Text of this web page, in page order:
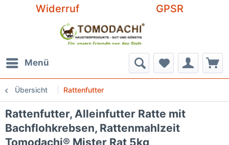
Widerruf GPSR
Menü
Übersicht Rattenfutter
Rattenfutter, Alleinfutter Ratte mit
Bachflohkrebsen, Rattenmahlzeit
Tomodachi® Mister Rat 5kg